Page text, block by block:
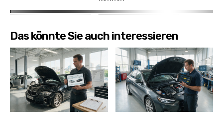
Das könnte Sie auch interessieren